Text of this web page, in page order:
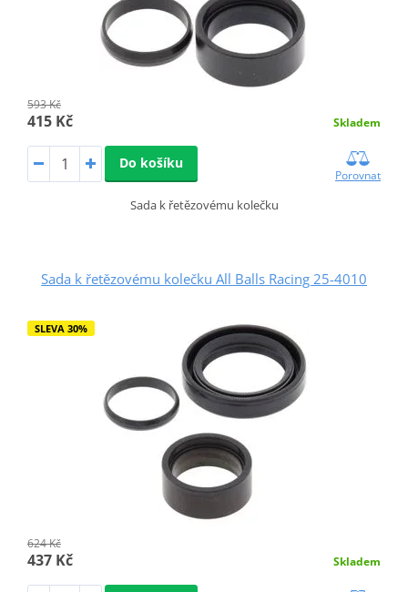
593 Kč
415 Kč Skladem
Do košíku
Porovnat
Sada k řetězovému kolečku
Sada k řetězovému kolečku All Balls Racing 25-4010
SLEVA 30%
624 Kč
437 Kč Skladem